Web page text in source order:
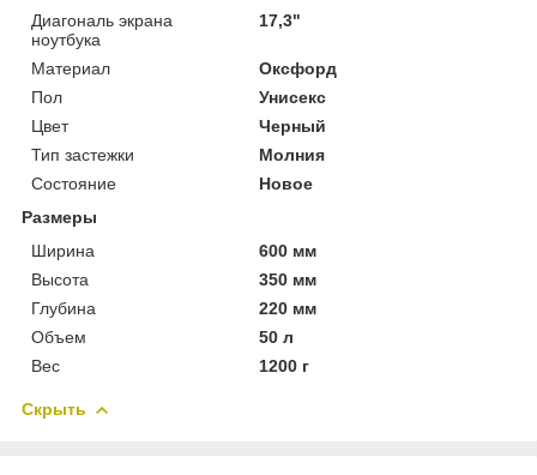
Диагональ экрана
ноутбука
17,3"
Материал
Оксфорд
Пол
Унисекс
Цвет
Черный
Тип застежки
Молния
Состояние
Новое
Размеры
Ширина
600 мм
Высота
350 мм
Глубина
220 мм
Объем
50 л
Вес
1200 г
Скрыть